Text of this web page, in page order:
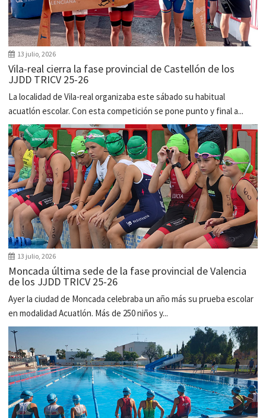
13 julio, 2026
Vila-real cierra la fase provincial de Castellón de los
JJDD TRICV 25-26
La localidad de Vila-real organizaba este sábado su habitual
acuatlón escolar. Con esta competición se pone punto y final a...
13 julio, 2026
Moncada última sede de la fase provincial de Valencia
de los JJDD TRICV 25-26
Ayer la ciudad de Moncada celebraba un año más su prueba escolar
en modalidad Acuatlón. Más de 250 niños y...